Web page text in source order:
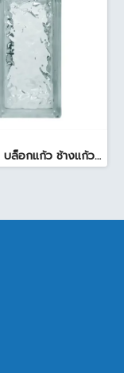
N-021/13 บล็อกแก้ว ช้างแก้ว WOW แก้วประดับฟ้า ( 24X11.5X8cm )